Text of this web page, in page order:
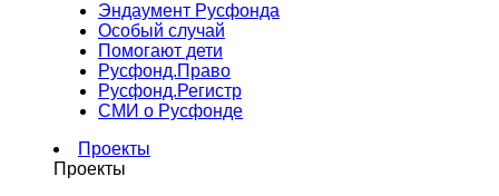
Эндаумент Русфонда
Особый случай
Помогают дети
Русфонд.Право
Русфонд.Регистр
СМИ о Русфонде
Проекты
Проекты